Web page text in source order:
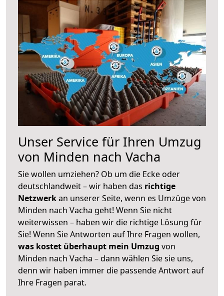
Unser Service für Ihren Umzug
von Minden nach Vacha
Sie wollen umziehen? Ob um die Ecke oder
deutschlandweit – wir haben das richtige
Netzwerkan unserer Seite, wenn es Umzüge von
Minden nach Vacha geht! Wenn Sie nicht
weiterwissen – haben wir die richtige Lösung für
Sie! Wenn Sie Antworten auf Ihre Fragen wollen,
was kostet überhaupt mein Umzug von
Minden nach Vacha – dann wählen Sie sie uns,
denn wir haben immer die passende Antwort auf
Ihre Fragen parat.